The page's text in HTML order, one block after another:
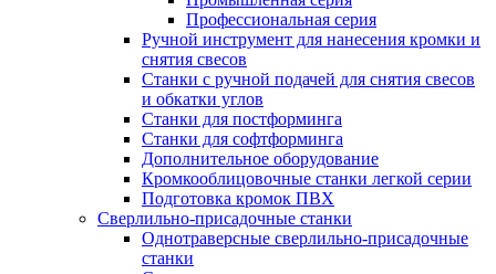
Профессиональная серия
Ручной инструмент для нанесения кромки и
снятия свесов
Станки с ручной подачей для снятия свесов
и обкатки углов
Станки для постформинга
Станки для софтформинга
Дополнительное оборудование
Кромкооблицовочные станки легкой серии
Подготовка кромок ПВХ
Сверлильно-присадочные станки
Однотраверсные сверлильно-присадочные
станки